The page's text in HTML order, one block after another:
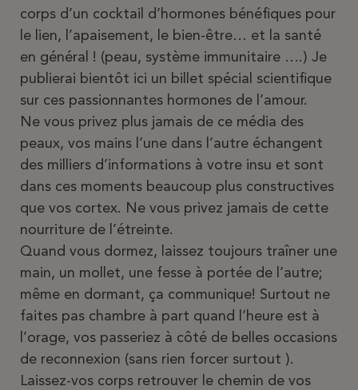
corps d’un cocktail d’hormones bénéfiques pour
le lien, l’apaisement, le bien-être… et la santé
en général ! (peau, système immunitaire ….) Je
publierai bientôt ici un billet spécial scientifique
sur ces passionnantes hormones de l’amour.
Ne vous privez plus jamais de ce média des
peaux, vos mains l’une dans l’autre échangent
des milliers d’informations à votre insu et sont
dans ces moments beaucoup plus constructives
que vos cortex. Ne vous privez jamais de cette
nourriture de l’étreinte.
Quand vous dormez, laissez toujours traîner une
main, un mollet, une fesse à portée de l’autre;
même en dormant, ça communique! Surtout ne
faites pas chambre à part quand l’heure est à
l’orage, vos passeriez à côté de belles occasions
de reconnexion (sans rien forcer surtout ).
Laissez-vos corps retrouver le chemin de vos